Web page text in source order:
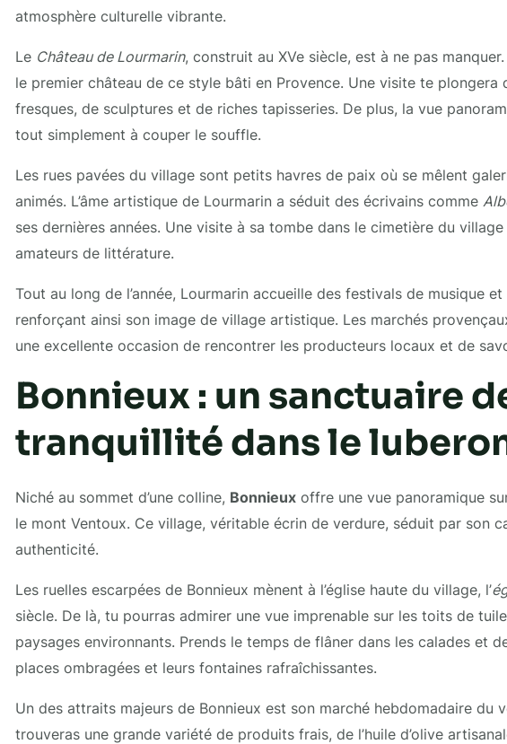
atmosphère culturelle vibrante.
Le Château de Lourmarin, construit au XVe siècle, est à ne pas
le premier château de ce style bâti en Provence. Une visite te plongera
fresques, de sculptures et de riches tapisseries. De plus, la vue
tout simplement à couper le souffle.
Les rues pavées du village sont petits havres de paix où se mêlent
animés. L’âme artistique de Lourmarin a séduit des écrivains comme
ses dernières années. Une visite à sa tombe dans le cimetière du
amateurs de littérature.
Tout au long de l’année, Lourmarin accueille des festivals de musique
renforçant ainsi son image de village artistique. Les marchés
une excellente occasion de rencontrer les producteurs locaux et de
Bonnieux : un sanctuaire
tranquillité dans le
Niché au sommet d’une colline, Bonnieuxoffre une vue panoramique
le mont Ventoux. Ce village, véritable écrin de verdure, séduit par son
authenticité.
Les ruelles escarpées de Bonnieux mènent à l’église haute du village, l’
siècle. De là, tu pourras admirer une vue imprenable sur les toits de
paysages environnants. Prends le temps de flâner dans les calades et
places ombragées et leurs fontaines rafraîchissantes.
Un des attraits majeurs de Bonnieux est son marché hebdomadaire du
trouveras une grande variété de produits frais, de l’huile d’olive